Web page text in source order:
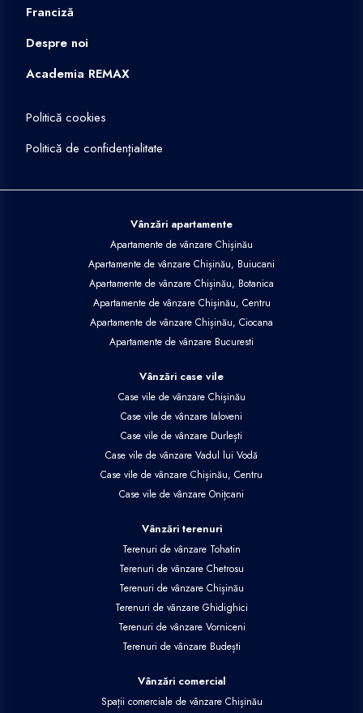
Franciză
Despre noi
Academia REMAX
Politică cookies
Politică de confidențialitate
Vânzări apartamente
Apartamente de vânzare Chișinău
Apartamente de vânzare Chișinău, Buiucani
Apartamente de vânzare Chișinău, Botanica
Apartamente de vânzare Chișinău, Centru
Apartamente de vânzare Chișinău, Ciocana
Apartamente de vânzare Bucuresti
Vânzări case vile
Case vile de vânzare Chișinău
Case vile de vânzare Ialoveni
Case vile de vânzare Durlești
Case vile de vânzare Vadul lui Vodă
Case vile de vânzare Chișinău, Centru
Case vile de vânzare Onițcani
Vânzări terenuri
Terenuri de vânzare Tohatin
Terenuri de vânzare Chetrosu
Terenuri de vânzare Chișinău
Terenuri de vânzare Ghidighici
Terenuri de vânzare Vorniceni
Terenuri de vânzare Budești
Vânzări comercial
Spații comerciale de vânzare Chișinău